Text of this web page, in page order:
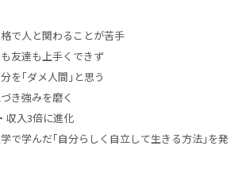
で人と関わることが苦手
友達も上手くできず
を｢ダメ人間｣と思う
き強みを磨く
収入3倍に進化
で学んだ｢自分らしく自立して生きる方法｣を発